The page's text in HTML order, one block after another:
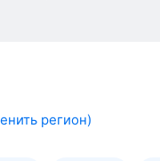
регион)